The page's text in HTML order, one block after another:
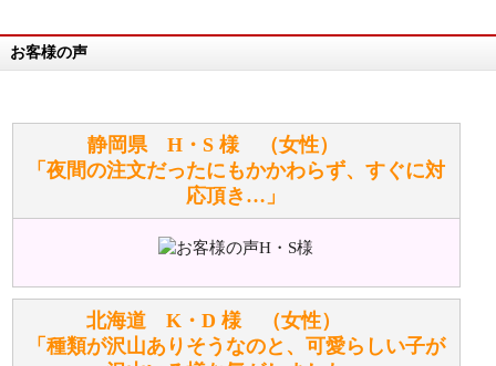
万が一欲しい商品が見つからない場合は、探して取り
お任せください！それは当店が謡っています「おも
てなしの心」で対応させていただきます。
シュタイフのぬいぐるみは洗濯できますか？ ぬいぐ
るみのお手入れ方法を教えてください。
詳しくはこちら をご覧ください。
お客様の声
静岡県 H・S 様 （女性）
「夜間の注文だったにもかかわらず、すぐに対
応頂き…」
北海道 K・D 様 （女性）
「種類が沢山ありそうなのと、可愛らしい子が